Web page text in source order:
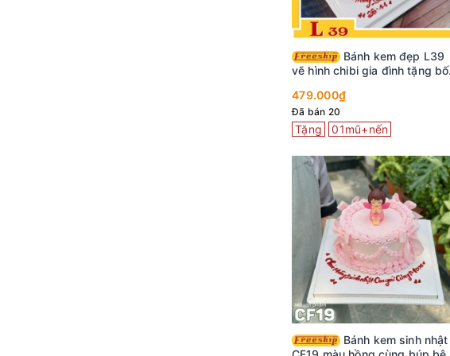
Bánh kem đẹp L39
vẽ hình chibi gia đình tặng bố
479.000₫
Đã bán 20
Tặng 01mũ+nến
Bánh kem sinh nhật